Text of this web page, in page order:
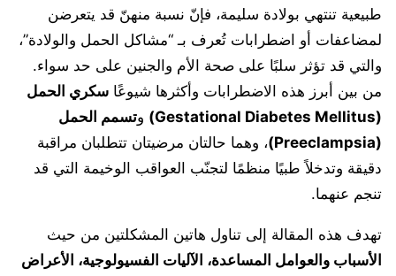
طبيعية تنتهي بولادة سليمة، فإنّ نسبة منهنّ قد يتعرضن
لمضاعفات أو اضطرابات تُعرف بـ “مشاكل الحمل والولادة”،
والتي قد تؤثر سلبًا على صحة الأم والجنين على حد سواء.
من بين أبرز هذه الاضطرابات وأكثرها شيوعًا سكري الحمل
(Gestational Diabetes Mellitus)
وتسمم الحمل
(Preeclampsia)
، وهما حالتان مرضيتان تتطلبان مراقبة
دقيقة وتدخلاً طبيًا منظمًا لتجنّب العواقب الوخيمة التي قد
تنجم عنهما.
تهدف هذه المقالة إلى تناول هاتين المشكلتين من حيث
الأسباب والعوامل المساعدة، الآليات الفسيولوجية، الأعراض